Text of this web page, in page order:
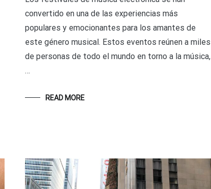
convertido en una de las experiencias más
populares y emocionantes para los amantes de
este género musical. Estos eventos reúnen a miles
de personas de todo el mundo en torno a la música,
…
READ MORE